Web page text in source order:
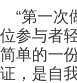
“第一次
位参与者
简单的一
证，是自